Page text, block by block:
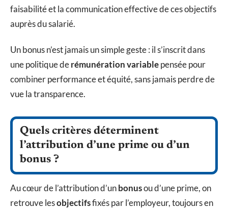
faisabilité et la communication effective de ces objectifs
auprès du salarié.
Un bonus n’est jamais un simple geste : il s’inscrit dans
une politique derémunération variablepensée pour
combiner performance et équité, sans jamais perdre de
vue la transparence.
Quels critères déterminent
l’attribution d’une prime ou d’un
bonus ?
Au cœur de l’attribution d’unbonusou d’une prime, on
retrouve lesobjectifsfixés par l’employeur, toujours en